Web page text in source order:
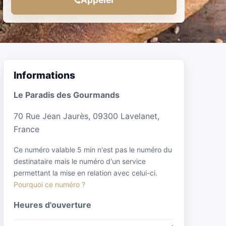
Informations
Le Paradis des Gourmands
70 Rue Jean Jaurès, 09300 Lavelanet,
France
Ce numéro valable 5 min n'est pas le numéro du
destinataire mais le numéro d'un service
permettant la mise en relation avec celui-ci.
Pourquoi ce numéro ?
Heures d'ouverture